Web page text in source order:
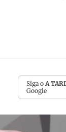
Siga o A
Google